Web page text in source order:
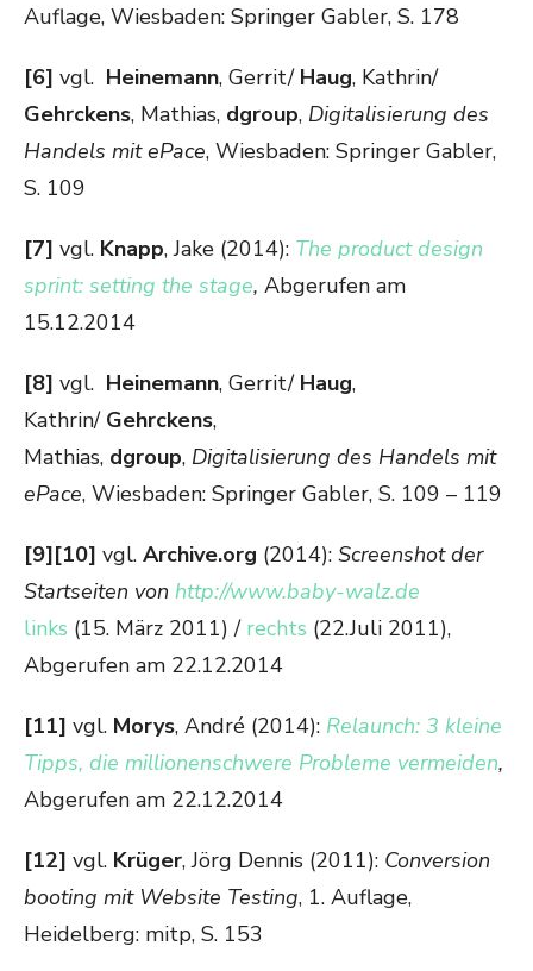
Auflage, Wiesbaden: Springer Gabler, S. 178
[6] vgl. Heinemann, Gerrit/ Haug, Kathrin/
Gehrckens, Mathias, dgroup, Digitalisierung des
Handels mit ePace, Wiesbaden: Springer Gabler,
S. 109
[7] vgl. Knapp, Jake (2014): The product design
sprint: setting the stage, Abgerufen am
15.12.2014
[8] vgl. Heinemann, Gerrit/ Haug,
Kathrin/ Gehrckens,
Mathias, dgroup, Digitalisierung des Handels mit
ePace, Wiesbaden: Springer Gabler, S. 109 – 119
[9][10] vgl. Archive.org (2014): Screenshot der
Startseiten von http://www.baby-walz.de
links (15. März 2011) / rechts (22.Juli 2011),
Abgerufen am 22.12.2014
[11] vgl. Morys, André (2014): Relaunch: 3 kleine
Tipps, die millionenschwere Probleme vermeiden,
Abgerufen am 22.12.2014
[12] vgl. Krüger, Jörg Dennis (2011): Conversion
booting mit Website Testing, 1. Auflage,
Heidelberg: mitp, S. 153